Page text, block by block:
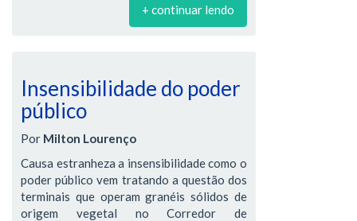
+ continuar lendo
Insensibilidade do poder
público
Por Milton Lourenço
Causa estranheza a insensibilidade como o
poder público vem tratando a questão dos
terminais que operam granéis sólidos de
origem vegetal no Corredor de